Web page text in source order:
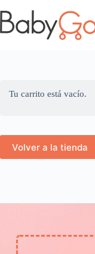
Tu carrito está vacío.
Volver a la tienda